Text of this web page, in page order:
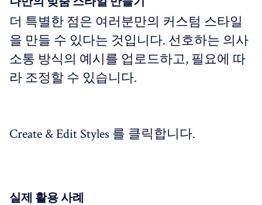
더 특별한 점은 여러분만의 커스텀 스타일
을 만들 수 있다는 것입니다. 선호하는 의사
소통 방식의 예시를 업로드하고, 필요에 따
라 조정할 수 있습니다.
Create & Edit Styles 를 클릭합니다.
실제 활용 사례